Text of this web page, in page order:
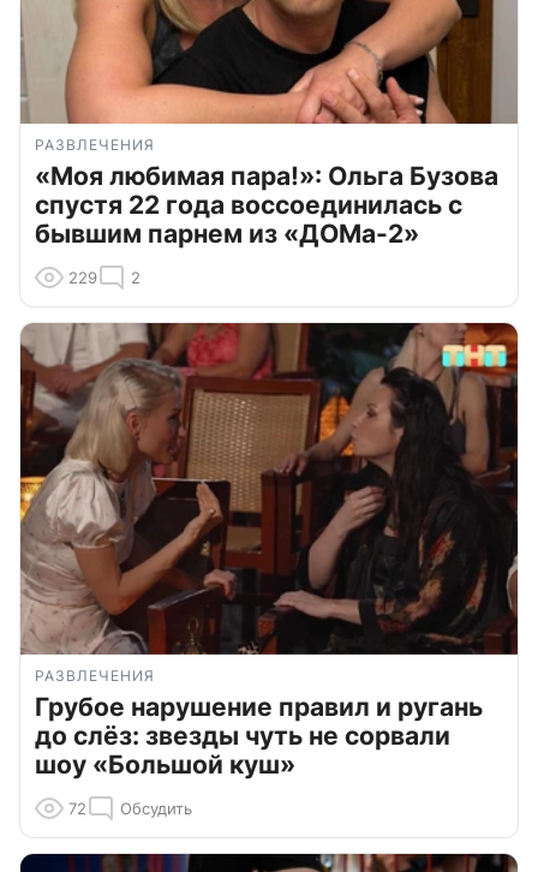
РАЗВЛЕЧЕНИЯ
«Моя любимая пара!»: Ольга Бузова
спустя 22 года воссоединилась с
бывшим парнем из «ДОМа-2»
229 2
РАЗВЛЕЧЕНИЯ
Грубое нарушение правил и ругань
до слёз: звезды чуть не сорвали
шоу «Большой куш»
72 Обсудить